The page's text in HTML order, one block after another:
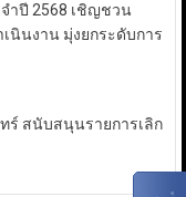
จำปี 2568 เชิญชวน
นินงาน มุ่งยกระดับการ
ร์ สนับสนุนรายการเลิก